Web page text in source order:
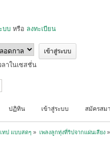
บบ หรือ ลงทะเบียน
ลาในเซสชั่น
ปฏิทิน เข้าสู่ระบบ สมัครสม
ทป แบบสดๆ » เพลงลูกทุ่งที่ริปจากแผ่นเสียง»